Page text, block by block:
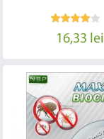
16,33 lei